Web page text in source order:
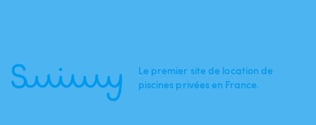
Le premier site de location de
piscines privées en France.